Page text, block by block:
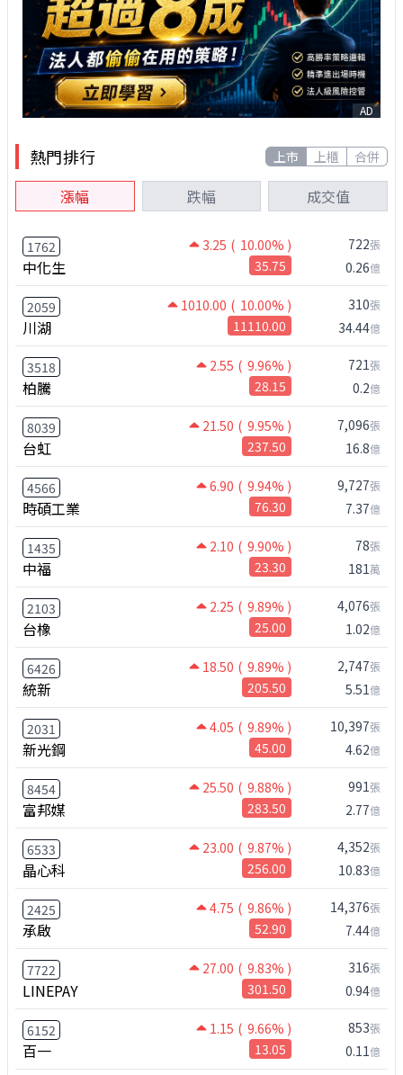
AD
熱門排行 上市 上櫃 合併
漲幅 跌幅 成交值
1762 3.25 ( 10.00% )
中化生 35.75
722張
0.26億
2059 1010.00 ( 10.00% )
川湖 11110.00
310張
34.44億
3518 2.55 ( 9.96% )
柏騰 28.15
721張
0.2億
8039 21.50 ( 9.95% )
台虹 237.50
7,096張
16.8億
4566 6.90 ( 9.94% )
時碩工業 76.30
9,727張
7.37億
1435 2.10 ( 9.90% )
中福 23.30
78張
181萬
2103 2.25 ( 9.89% )
台橡 25.00
4,076張
1.02億
6426 18.50 ( 9.89% )
統新 205.50
2,747張
5.51億
2031 4.05 ( 9.89% )
新光鋼 45.00
10,397張
4.62億
8454 25.50 ( 9.88% )
富邦媒 283.50
991張
2.77億
6533 23.00 ( 9.87% )
晶心科 256.00
4,352張
10.83億
2425 4.75 ( 9.86% )
承啟 52.90
14,376張
7.44億
7722 27.00 ( 9.83% )
LINEPAY 301.50
316張
0.94億
6152 1.15 ( 9.66% )
百一 13.05
853張
0.11億